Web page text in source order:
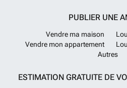
PUBLIER UNE
Vendre ma maison
Vendre mon appartement
Autres
ESTIMATION GRATUITE DE